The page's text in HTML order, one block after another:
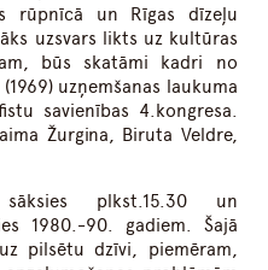
rūpnīcā un Rīgas dīzeļu
uzsvars likts uz kultūras
būs skatāmi kadri no
uzņemšanas laukuma
savienības 4.kongresa.
Žurgina, Biruta Veldre,
sāksies plkst.15.30 un
1980.-90. gadiem. Šajā
pilsētu dzīvi, piemēram,